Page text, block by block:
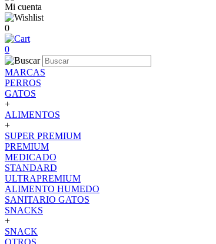
Mi cuenta
0
0
MARCAS
PERROS
GATOS
+
ALIMENTOS
+
SUPER PREMIUM
PREMIUM
MEDICADO
STANDARD
ULTRAPREMIUM
ALIMENTO HUMEDO
SANITARIO GATOS
SNACKS
+
SNACK
OTROS